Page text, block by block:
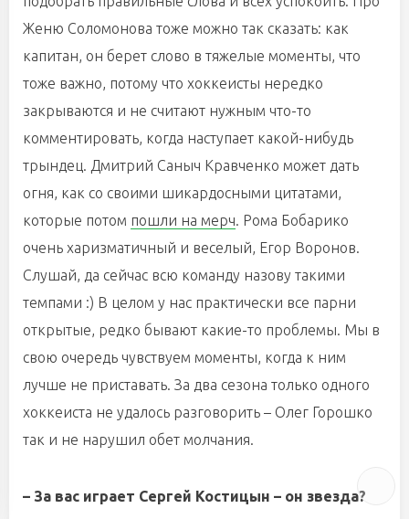
Женю Соломонова тоже можно так сказать: как
капитан, он берет слово в тяжелые моменты, что
тоже важно, потому что хоккеисты нередко
закрываются и не считают нужным что-то
комментировать, когда наступает какой-нибудь
трындец. Дмитрий Саныч Кравченко может дать
огня, как со своими шикардосными цитатами,
которые потом пошли на мерч. Рома Бобарико
очень харизматичный и веселый, Егор Воронов.
Слушай, да сейчас всю команду назову такими
темпами :) В целом у нас практически все парни
открытые, редко бывают какие-то проблемы. Мы в
свою очередь чувствуем моменты, когда к ним
лучше не приставать. За два сезона только одного
хоккеиста не удалось разговорить – Олег Горошко
так и не нарушил обет молчания.
– За вас играет Сергей Костицын – он звезда?